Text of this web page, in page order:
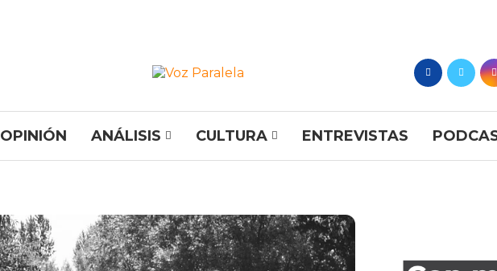
OPINIÓN ANÁLISIS CULTURA ENTREVISTAS